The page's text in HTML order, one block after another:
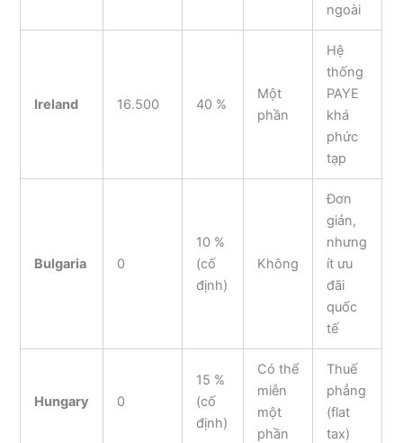
ngoài
Ireland 16.500 40 %
Một
phần
Hệ
thống
PAYE
khá
phức
tạp
Bulgaria 0
10 %
(cố
định)
Không
Đơn
giản,
nhưng
ít ưu
đãi
quốc
tế
Hungary 0
15 %
(cố
định)
Có thể
miễn
một
phần
Thuế
phẳng
(flat
tax)